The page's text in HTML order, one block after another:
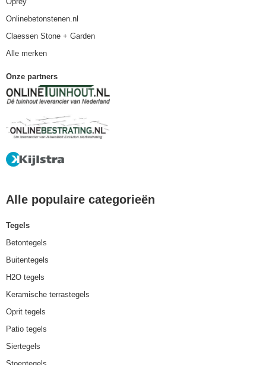
Onlinebetonstenen.nl
Claessen Stone + Garden
Alle merken
Onze partners
Alle populaire categorieën
Tegels
Betontegels
Buitentegels
H2O tegels
Keramische terrastegels
Oprit tegels
Patio tegels
Siertegels